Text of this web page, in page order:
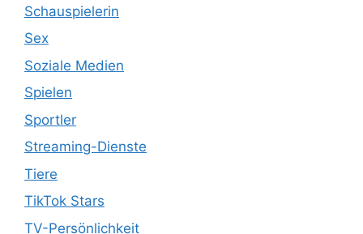
Schauspielerin
Sex
Soziale Medien
Spielen
Sportler
Streaming-Dienste
Tiere
TikTok Stars
TV-Persönlichkeit